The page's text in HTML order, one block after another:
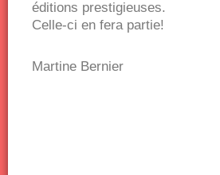
éditions prestigieuses.
Celle-ci en fera partie!
Martine Bernier